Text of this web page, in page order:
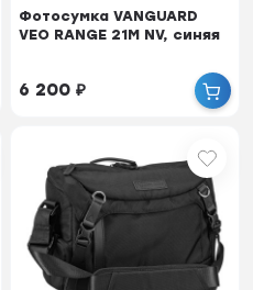
Фотосумка VANGUARD
VEO RANGE 21M NV, синяя
6 200₽